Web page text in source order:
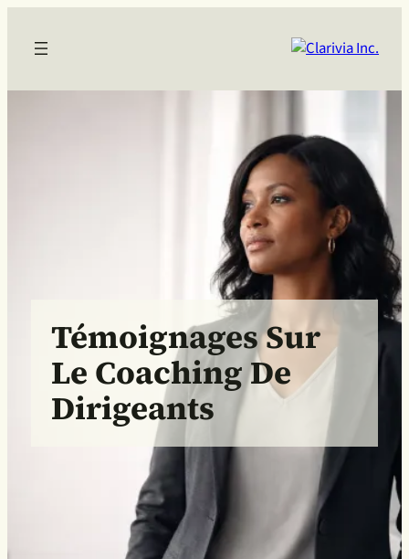
Témoignages Sur
Le Coaching De
Dirigeants